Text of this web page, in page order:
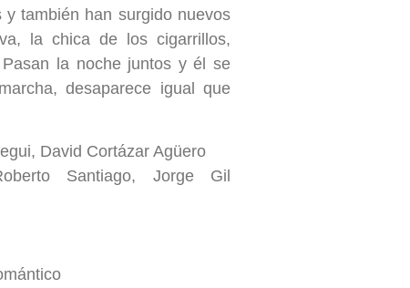
también han surgido nuevos
la chica de los cigarrillos,
la noche juntos y él se
desaparece igual que
David Cortázar Agüero
Santiago, Jorge Gil